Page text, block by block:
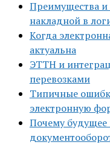
Преимущества и
накладной в
Когда
актуальна
ЭТТН и
перевозками
Типичные
электронную
Почему будущее